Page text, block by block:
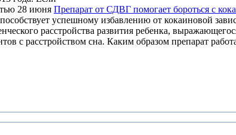
28 июня Препарат от СДВГ помогает бороться с
успешному избавлению от кокаиновой
расстройства развития ребенка,
с расстройством сна. Каким образом препарат